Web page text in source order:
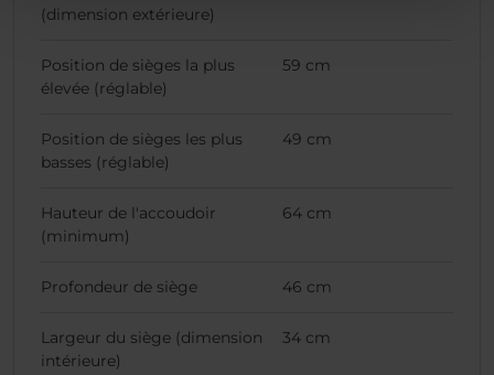
(dimension extérieure)
Position de sièges la plus
élevée (réglable)
59 cm
Position de sièges les plus
basses (réglable)
49 cm
Hauteur de l'accoudoir
(minimum)
64 cm
Profondeur de siège 46 cm
Largeur du siège (dimension
intérieure)
34 cm